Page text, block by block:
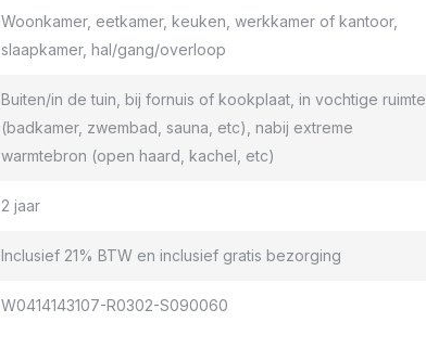
Woonkamer, eetkamer, keuken, werkkamer of kantoor,
slaapkamer, hal/gang/overloop
Buiten/in de tuin, bij fornuis of kookplaat, in vochtige ruimte
(badkamer, zwembad, sauna, etc), nabij extreme
warmtebron (open haard, kachel, etc)
2 jaar
Inclusief 21% BTW en inclusief gratis bezorging
W0414143107-R0302-S090060